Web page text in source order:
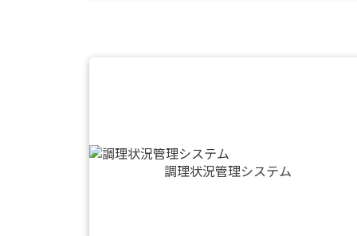
調理状況管理システム